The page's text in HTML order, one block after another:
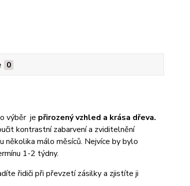
0
výběr je přirozený vzhled a krása dřeva.
kontrastní zabarvení a zviditelnění
několika málo měsíců. Nejvíce by bylo
1-2 týdny.
řidiči při převzetí zásilky a zjistíte ji